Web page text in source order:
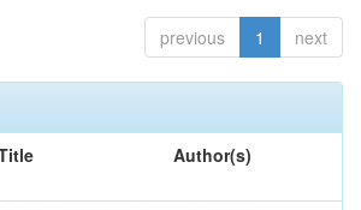
previous 1 next
Author(s)